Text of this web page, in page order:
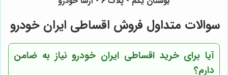
سوالات متداول فروش اقساطی ایران خودرو
آیا برای خرید اقساطی ایران خودرو نیاز به ضامن
دارم؟